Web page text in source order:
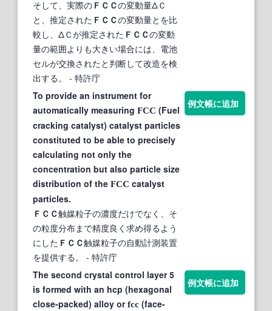
そして、実際の ＦＣＣの変動量ΔＣ
と、推定された ＦＣＣの変動量とを比
較し、ΔＣが推定された ＦＣＣの変動
量の範囲よりも大きい場合には、電池
セルが交換されたと判断して改造を検
出する。
- 特許庁
To provide an instrument for
automatically measuring FCC (Fuel
cracking catalyst) catalyst particles
constituted to be able to precisely
calculating not only the
concentration but also particle size
distribution of the FCC catalyst
particles.
ＦＣＣ触媒粒子の濃度だけでなく、そ
の粒度分布まで精度良く求め得るよう
にした ＦＣＣ触媒粒子の自動計測装置
を提供する。
- 特許庁
例文帳に追加
The second crystal control layer 5
is formed with an hcp (hexagonal
close-packed) alloy orfcc (face-
例文帳に追加